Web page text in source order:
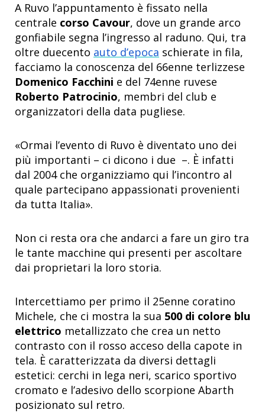
A Ruvo l’appuntamento è fissato nella
centrale corso Cavour, dove un grande arco
gonfiabile segna l’ingresso al raduno. Qui, tra
oltre duecento auto d’epoca schierate in fila,
facciamo la conoscenza del 66enne terlizzese
Domenico Facchini e del 74enne ruvese
Roberto Patrocinio, membri del club e
organizzatori della data pugliese.
«Ormai l’evento di Ruvo è diventato uno dei
più importanti – ci dicono i due –. È infatti
dal 2004 che organizziamo qui l’incontro al
quale partecipano appassionati provenienti
da tutta Italia».
Non ci resta ora che andarci a fare un giro tra
le tante macchine qui presenti per ascoltare
dai proprietari la loro storia.
Intercettiamo per primo il 25enne coratino
Michele, che ci mostra la sua 500 di colore blu
elettrico metallizzato che crea un netto
contrasto con il rosso acceso della capote in
tela. È caratterizzata da diversi dettagli
estetici: cerchi in lega neri, scarico sportivo
cromato e l’adesivo dello scorpione Abarth
posizionato sul retro.